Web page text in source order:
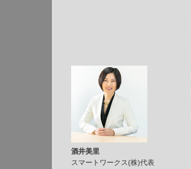
酒井美里
スマートワークス(株)代表